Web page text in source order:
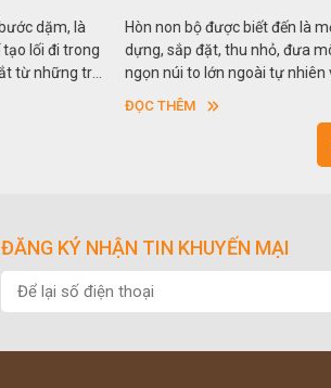
Hòn non bộ được biết đến là một nghệ
dựng, sắp đặt, thu nhỏ, đưa mô hình
ngọn núi to lớn ngoài tự nhiên vào trong
vườn cảnh. Hay nói một cách khác, người
là “giả sơn”. Nghệ thuật hòn non bộ nhằm
vụ cho mục đích thưởng ngoạn và phong
ĐĂNG KÝ NHẬN TIN KHUYẾN MẠI